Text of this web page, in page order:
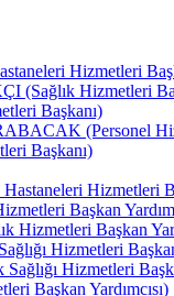
Hizmetleri
(Sağlık Hizmetleri
Başkanı)
(Personel
Başkanı)
Hizmetleri
Başkan
Başkan
Hizmetleri Başkan
Hizmetleri
Başkan Yardımcısı)